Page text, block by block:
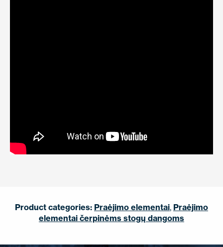
Product categories: Praėjimo elementai, Praėjimo
elementai čerpinėms stogų dangoms